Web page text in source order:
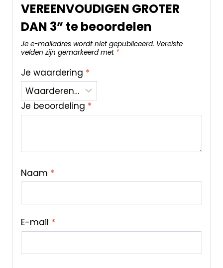
VEREENVOUDIGEN GROTER
DAN 3” te beoordelen
Je e-mailadres wordt niet gepubliceerd. Vereiste
velden zijn gemarkeerd met *
Je waardering *
Je beoordeling *
Naam *
E-mail *